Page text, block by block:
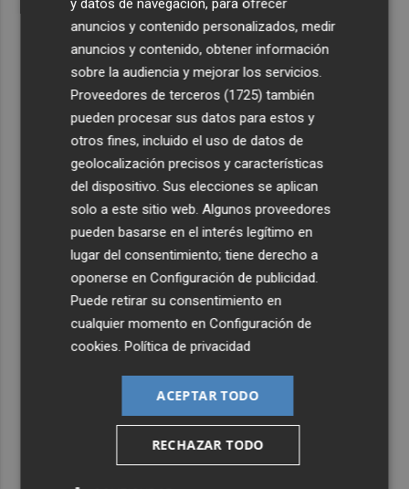
y datos de navegación, para ofrecer
anuncios y contenido personalizados, medir
anuncios y contenido, obtener información
sobre la audiencia y mejorar los servicios.
Proveedores de terceros (1725) también
pueden procesar sus datos para estos y
otros fines, incluido el uso de datos de
geolocalización precisos y características
del dispositivo. Sus elecciones se aplican
solo a este sitio web. Algunos proveedores
pueden basarse en el interés legítimo en
lugar del consentimiento; tiene derecho a
oponerse enConfiguración de publicidad.
Puede retirar su consentimiento en
cualquier momento enConfiguración de
cookies.Política de privacidad
ACEPTAR TODO
RECHAZAR TODO